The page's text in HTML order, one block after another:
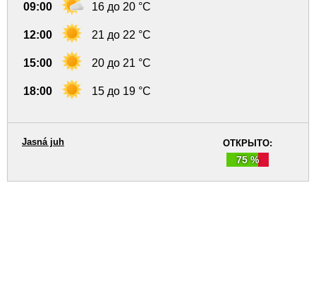
09:00 16 до 20 °C
12:00 21 до 22 °C
15:00 20 до 21 °C
18:00 15 до 19 °C
ОТКРЫТО:
75 %
Jasná juh